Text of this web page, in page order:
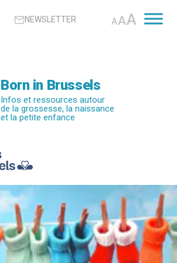
NEWSLETTER AAA
Born in Brussels
Infos et ressources autour
de la grossesse, la naissance
et la petite enfance